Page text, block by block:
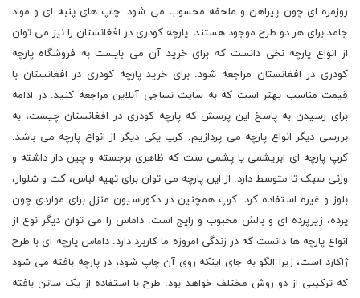
روزمره ای چون پیراهن و ملحفه محسوب می شود. چاپ های پنبه ای و مواد
جامد برای هر دو طرح موجود هستند. پارچه کودری در افغانستان را نیز می توان
از انواع پارچه نخی دانست که برای خرید آن می بایست به فروشگاه پارچه
کودری در افغانستان مراجعه شود. برای خرید پارچه کودری در افغانستان با
قیمت مناسب بهتر است که به سایت نساجی آنلاین مراجعه کنید. در ادامه
برای رسیدن به پاسخ این پرسش که پارچه کودری در افغانستان چیست، به
بررسی دیگر انواع پارچه می پردازیم. کرپ یکی دیگر از انواع پارچه می باشد.
کرپ پارچه ای ابریشمی یا پشمی ست که ظاهری برجسته و چین دار داشته و
وزنی سبک تا متوسط دارد. از این پارچه می توان برای تهیه لباس، کت و شلوار،
بلوز و غیره استفاده کرد. کرپ همچنین در دکوراسیون منزل برای مواردی چون
پرده، زیرپرده ای و بالش محبوب و رایج است. داماس را می توان دیگر نوع از
انواع پارچه ها دانست که در زندگی امروزه ما کاربرد دارد. داماس پارچه ای با طرح
ژاکارد است، زیرا الگو به جای اینکه روی آن چاپ شود، در پارچه بافته می شود
که ترکیبی از دو روش مختلف خواهد بود. طرح با استفاده از یک ساتن بافته